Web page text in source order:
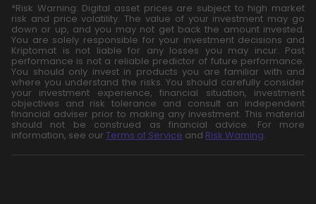
*Risk Warning: Digital asset prices are subject to high market
risk and price volatility. The value of your investment may go
down or up, and you may not get back the amount invested.
You are solely responsible for your investment decisions and
Kriptomat is not liable for any losses you may incur. Past
performance is not a reliable predictor of future performance.
You should only invest in products you are familiar with and
where you understand the risks. You should carefully consider
your investment experience, financial situation, investment
objectives and risk tolerance and consult an independent
financial adviser prior to making any investment. This material
should not be construed as financial advice. For more
information, see our Terms of Service and Risk Warning.